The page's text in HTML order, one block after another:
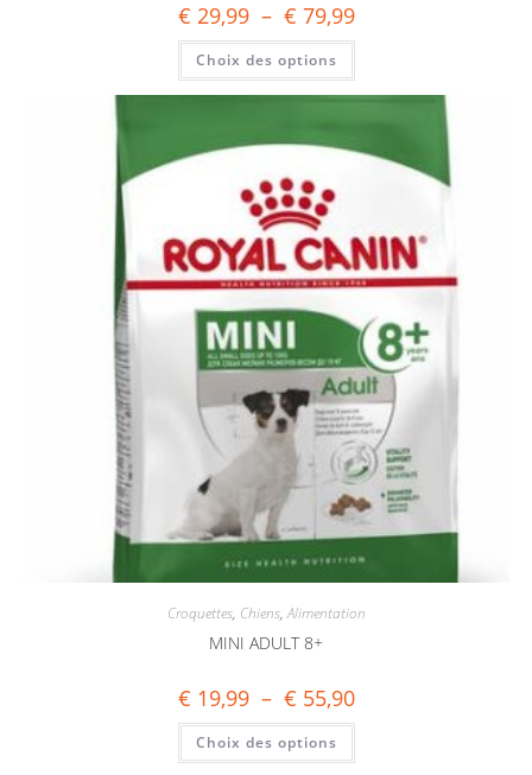
€ 29,99 – € 79,99
Choix des options
Croquettes, Chiens,Alimentation
MINI ADULT 8+
€ 19,99 – € 55,90
Choix des options